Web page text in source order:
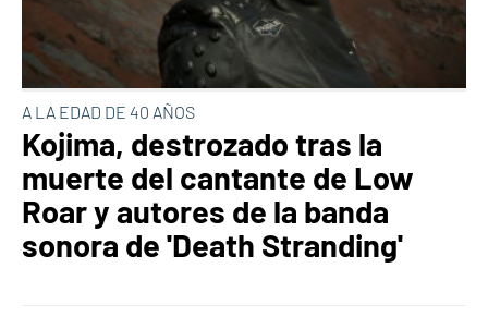
A LA EDAD DE 40 AÑOS
Kojima, destrozado tras la
muerte del cantante de Low
Roar y autores de la banda
sonora de 'Death Stranding'